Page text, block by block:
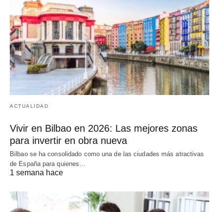
ACTUALIDAD
Vivir en Bilbao en 2026: Las mejores zonas
para invertir en obra nueva
Bilbao se ha consolidado como una de las ciudades más atractivas
de España para quienes…
1 semana hace